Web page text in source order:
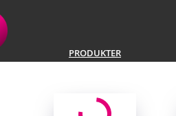
PRODUKTER